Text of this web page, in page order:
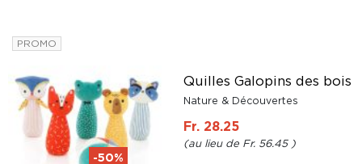
PROMO
Quilles Galopins des bois
Nature & Découvertes
Fr. 28.25
Fr. 56.45
-50%